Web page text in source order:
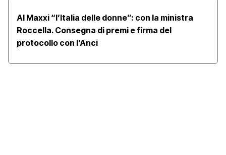
Al Maxxi “l’Italia delle donne”: con la ministra
Roccella. Consegna di premi e firma del
protocollo con l’Anci